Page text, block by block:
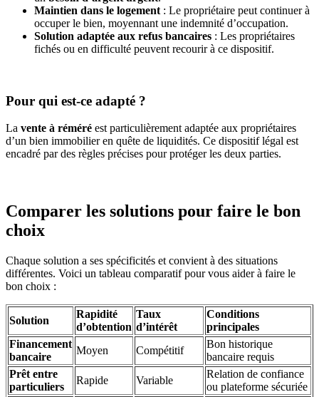
Maintien dans le logement : Le propriétaire peut continuer à
occuper le bien, moyennant une indemnité d’occupation.
Solution adaptée aux refus bancaires : Les propriétaires
fichés ou en difficulté peuvent recourir à ce dispositif.
Pour qui est-ce adapté ?
La vente à réméré est particulièrement adaptée aux propriétaires
d’un bien immobilier en quête de liquidités. Ce dispositif légal est
encadré par des règles précises pour protéger les deux parties.
Comparer les solutions pour faire le bon
choix
Chaque solution a ses spécificités et convient à des situations
différentes. Voici un tableau comparatif pour vous aider à faire le
bon choix :
Solution
Rapidité
d’obtention
Taux
d’intérêt
Conditions
principales
Financement
bancaire
Moyen Compétitif
Bon historique
bancaire requis
Prêt entre
particuliers
Rapide Variable
Relation de confiance
ou plateforme sécuriée